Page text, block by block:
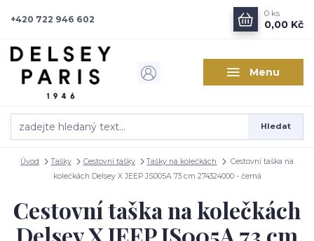
Menu
Hledat
+420 722 946 602
0 ks
0,00 Kč
Úvod Tašky Cestovní tašky Tašky na kolečkách
Cestovní taška na
kolečkách Delsey X JEEP JS005A 73 cm 274324000 - černá
Cestovní taška na kolečkách
Delsey X JEEP JS005A 73 cm